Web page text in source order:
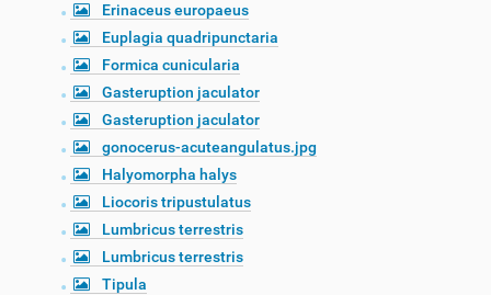
Erinaceus europaeus
Euplagia quadripunctaria
Formica cunicularia
Gasteruption jaculator
Gasteruption jaculator
gonocerus-acuteangulatus.jpg
Halyomorpha halys
Liocoris tripustulatus
Lumbricus terrestris
Lumbricus terrestris
Tipula